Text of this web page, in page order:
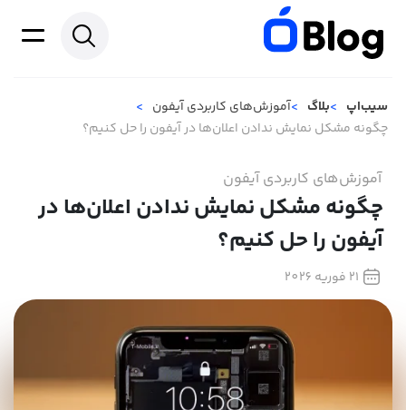
سیب‌اپ بلاگ
آموزش‌های کاربردی آیفون
چگونه مشکل نمایش ندادن اعلان‌ها در آیفون را حل کنیم؟
آموزش‌های کاربردی آیفون
چگونه مشکل نمایش ندادن اعلان‌ها در
آیفون را حل کنیم؟
21 فوریه 2026